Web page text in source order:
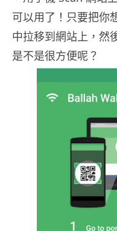
可以用了！只要把你
中拉移到網站上，然
是不是很方便呢？